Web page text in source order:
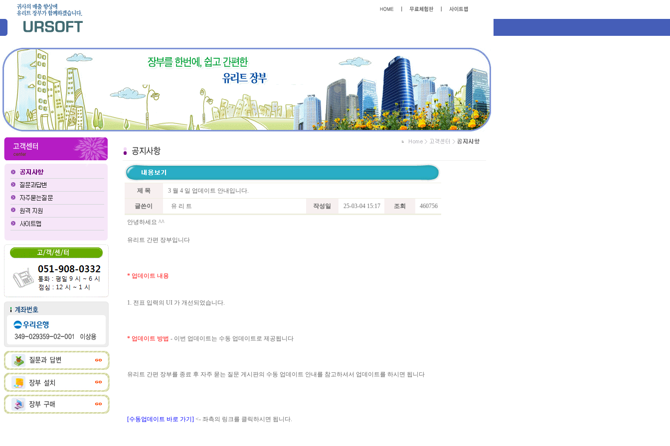
제 목 3 월 4 일 업데이트 안내입니다.
글쓴이 유 리 트 작성일 25-03-04 15:17 조회 460756
안녕하세요 ^^
유리트 간편 장부입니다
* 업데이트 내용
1. 전표 입력의 UI 가 개선되었습니다.
* 업데이트 방법 - 이번 업데이트는 수동 업데이트로 제공됩니다
유리트 간편 장부를 종료 후 자주 묻는 질문 게시판의 수동 업데이트 안내를 참고하셔서 업데이트를 하시면 됩니다
[수동업데이트 바로 가기] <- 좌측의 링크를 클릭하시면 됩니다.